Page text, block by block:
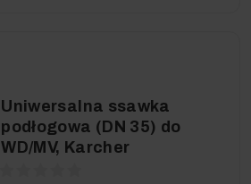
Uniwersalna ssawka
podłogowa (DN 35) do
WD/MV, Karcher